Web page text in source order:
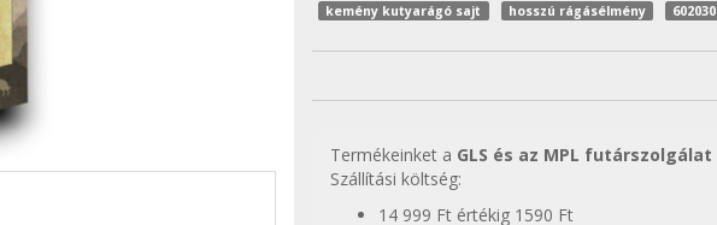
kemény kutyarágó sajt
hosszú rágásélmény 602030
Termékeinket a GLS és az MPL futárszolgálat
Szállítási költség:
14 999 Ft értékig 1590 Ft